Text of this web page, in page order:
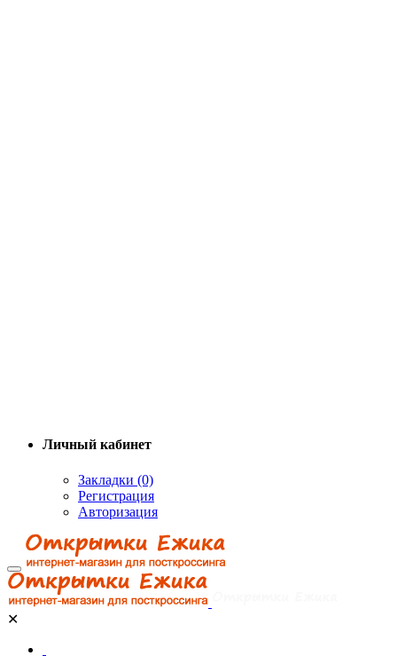
Личный кабинет
Закладки (0)
Регистрация
Авторизация
✕